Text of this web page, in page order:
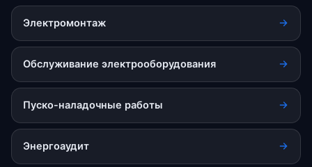
Электромонтаж
Обслуживание электрооборудования
Пуско-наладочные работы
Энергоаудит